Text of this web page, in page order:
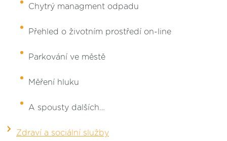
Chytrý managment odpadu
Přehled o životním prostředí on-line
Parkování ve městě
Měření hluku
A spousty dalších…
Zdraví a sociální služby​